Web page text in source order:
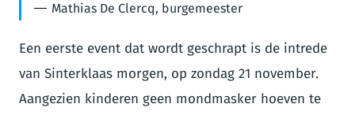
Mathias De Clercq, burgemeester
Een eerste event dat wordt geschrapt is de intrede
van Sinterklaas morgen, op zondag 21 november.
Aangezien kinderen geen mondmasker hoeven te